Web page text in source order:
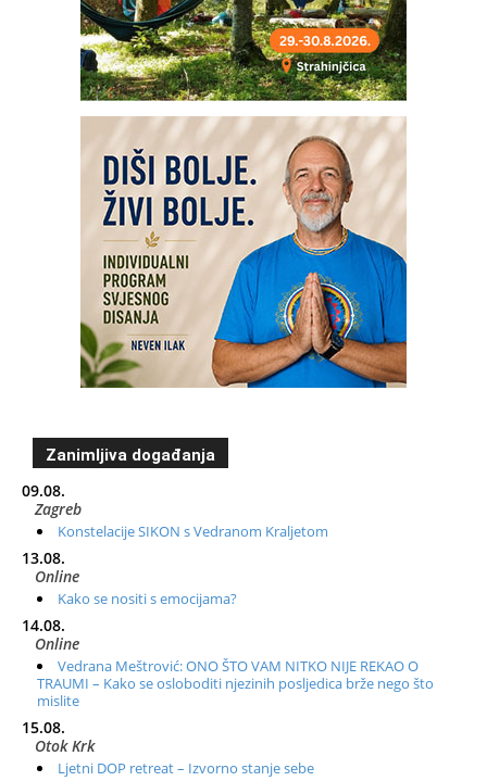
Zanimljiva događanja
09.08.
Zagreb
Konstelacije SIKON s Vedranom Kraljetom
13.08.
Online
Kako se nositi s emocijama?
14.08.
Online
Vedrana Meštrović: ONO ŠTO VAM NITKO NIJE REKAO O
TRAUMI – Kako se osloboditi njezinih posljedica brže nego što
mislite
15.08.
Otok Krk
Ljetni DOP retreat – Izvorno stanje sebe